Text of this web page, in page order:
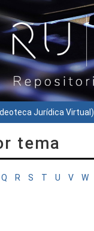
Jurídica Virtual)
tema
Q R S T U V W